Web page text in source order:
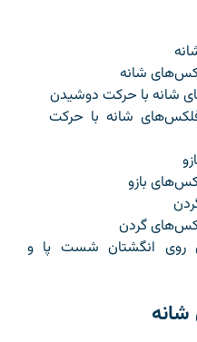
شانه
شانه با حرکت دوشیدن
شانه با حرکت
بازو
گردن
روی انگشتان شست پا و